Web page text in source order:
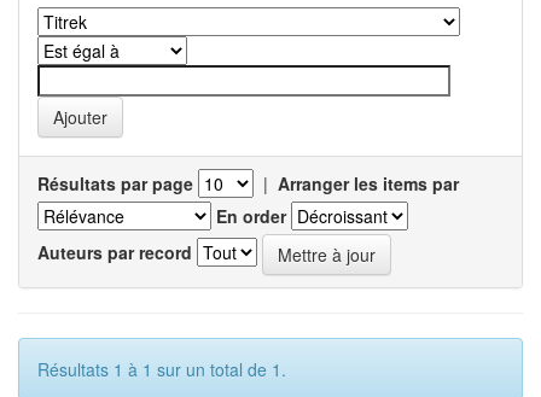
Résultats par page | Arranger les items par
En order
Auteurs par record
Résultats 1 à 1 sur un total de 1.